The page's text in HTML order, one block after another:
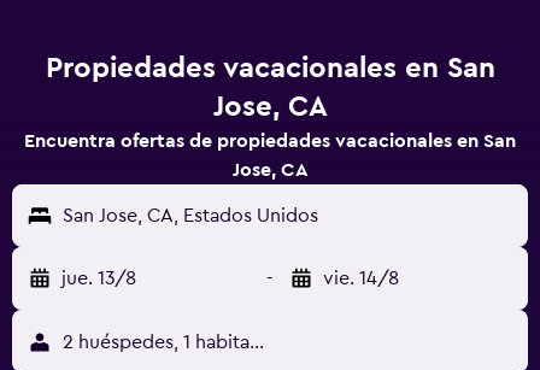
Propiedades vacacionales en San
Jose, CA
Encuentra ofertas de propiedades vacacionales en San
Jose, CA
San Jose, CA, Estados Unidos
jue. 13/8 - vie. 14/8
2 huéspedes, 1 habitación